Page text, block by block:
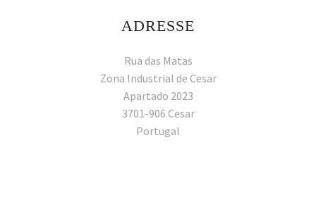
ADRESSE
Rua das Matas
Zona Industrial de Cesar
Apartado 2023
3701-906 Cesar
Portugal